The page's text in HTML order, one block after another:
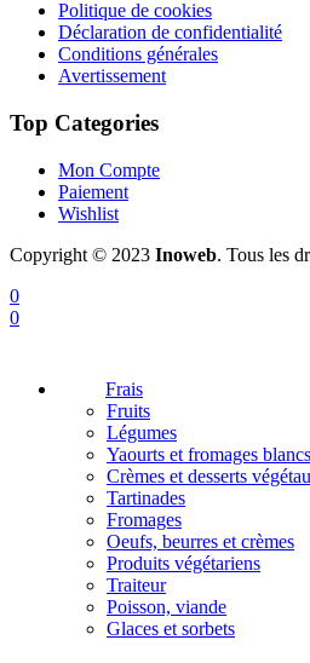
Politique de cookies
Déclaration de confidentialité
Conditions générales
Avertissement
Top Categories
Mon Compte
Paiement
Wishlist
Copyright © 2023 Inoweb. Tous les
0
0
Frais
Fruits
Légumes
Yaourts et fromages blancs
Crèmes et desserts
Tartinades
Fromages
Oeufs, beurres et crèmes
Produits végétariens
Traiteur
Poisson, viande
Glaces et sorbets